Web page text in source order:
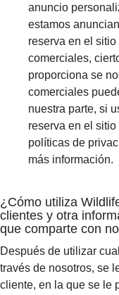
anuncio
estamos
reserva en el
comerciales,
proporciona se
comerciales
nuestra parte, si
reserva en el
políticas de
más información.
¿Cómo utiliza
clientes y otra
que comparte con
Después de utilizar
través de nosotros, se
cliente, en la que se le